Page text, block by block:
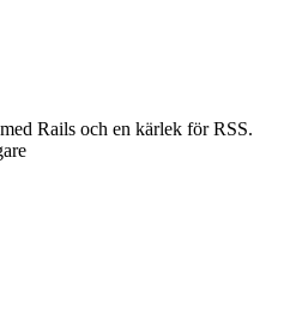
Rails och en kärlek för RSS.